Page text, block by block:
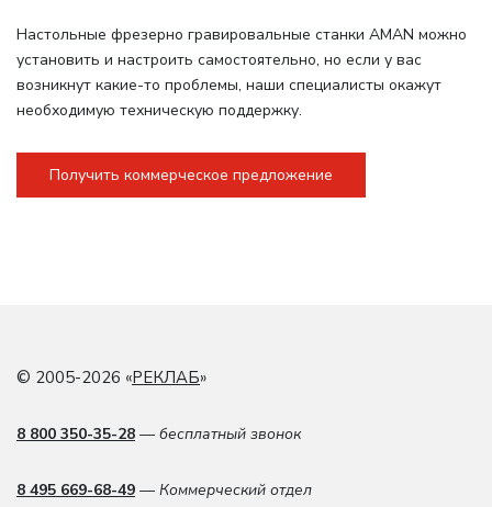
Настольные фрезерно гравировальные станки AMAN можно
установить и настроить самостоятельно, но если у вас
возникнут какие-то проблемы, наши специалисты окажут
необходимую техническую поддержку.
Получить коммерческое предложение
© 2005-2026 «РЕКЛАБ»
8 800 350-35-28 — бесплатный звонок
8 495 669-68-49 — Коммерческий отдел